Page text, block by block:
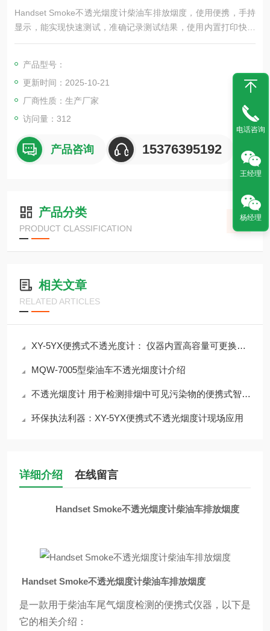
Handset Smoke不透光烟度计柴油车排放烟度，使用便携，手持
显示，能实现快速测试，准确记录测试结果，使用内置打印快速
打印测试表单，满足国家排放法规测试要求。
产品型号：
更新时间：2025-10-21
厂商性质：生产厂家
访问量：312
产品咨询 15376395192
产品分类
PRODUCT CLASSIFICATION
相关文章
RELATED ARTICLES
XY-5YX便携式不透光度计： 仪器内置高容量可更换锂电池
MQW-7005型柴油车不透光烟度计介绍
不透光烟度计 用于检测排烟中可见污染物的便携式智能化仪器
环保执法利器：XY-5YX便携式不透光烟度计现场应用
详细介绍 在线留言
Handset Smoke不透光烟度计柴油车排放烟度
Handset Smoke不透光烟度计柴油车排放烟度
是一款用于柴油车尾气烟度检测的便携式仪器，以下是
它的相关介绍：
电话咨询
王经理
杨经理